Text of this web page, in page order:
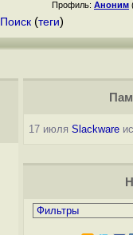
Профиль: Аноним
Поиск (теги)
17 июля Slackware